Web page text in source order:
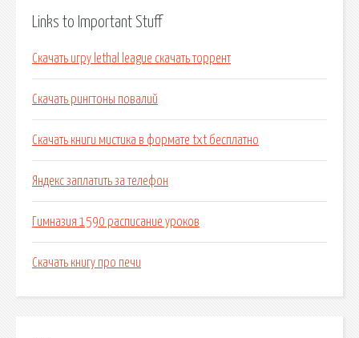
Links to Important Stuff
Скачать игру lethal league скачать торрент
Скачать рингтоны повалий
Скачать книги мистика в формате txt бесплатно
Яндекс заплатить за телефон
Гимназия 1590 расписание уроков
Скачать книгу про печи